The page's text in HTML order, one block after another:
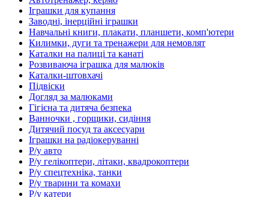
Іграшки для купання
Заводні, інерційні іграшки
Навчальні книги, плакати, планшети, комп'ютери
Килимки, дуги та тренажери для немовлят
Каталки на палиці та канаті
Розвиваюча іграшка для малюків
Каталки-штовхачі
Підвіски
Догляд за малюками
Гігієна та дитяча безпека
Ванночки , горщики, сидіння
Дитячий посуд та аксесуари
Іграшки на радіокеруванні
Р/у авто
Р/у гелікоптери, літаки, квадрокоптери
Р/у спецтехніка, танки
Р/у тварини та комахи
Р/у катери